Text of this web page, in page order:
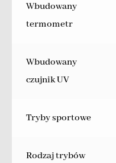
Wbudowany
termometr
Wbudowany
czujnik UV
Tryby sportowe
Rodzaj trybów